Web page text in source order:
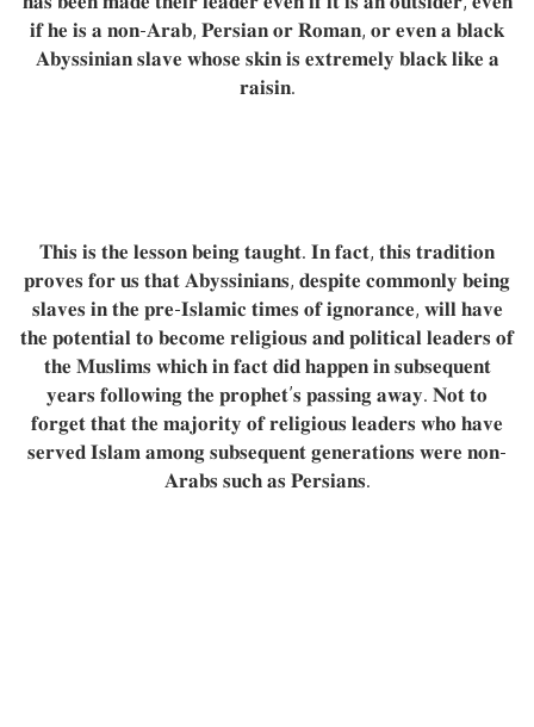
𝐢𝐟 𝐡𝐞 𝐢𝐬 𝐚 𝐧𝐨𝐧-𝐀𝐫𝐚𝐛, 𝐏𝐞𝐫𝐬𝐢𝐚𝐧 𝐨𝐫 𝐑𝐨𝐦𝐚𝐧, 𝐨𝐫 𝐞𝐯𝐞𝐧 𝐚 𝐛𝐥𝐚𝐜𝐤
𝐀𝐛𝐲𝐬𝐬𝐢𝐧𝐢𝐚𝐧 𝐬𝐥𝐚𝐯𝐞 𝐰𝐡𝐨𝐬𝐞 𝐬𝐤𝐢𝐧 𝐢𝐬 𝐞𝐱𝐭𝐫𝐞𝐦𝐞𝐥𝐲 𝐛𝐥𝐚𝐜𝐤 𝐥𝐢𝐤𝐞 𝐚
𝐫𝐚𝐢𝐬𝐢𝐧.
𝐓𝐡𝐢𝐬 𝐢𝐬 𝐭𝐡𝐞 𝐥𝐞𝐬𝐬𝐨𝐧 𝐛𝐞𝐢𝐧𝐠 𝐭𝐚𝐮𝐠𝐡𝐭. 𝐈𝐧 𝐟𝐚𝐜𝐭, 𝐭𝐡𝐢𝐬 𝐭𝐫𝐚𝐝𝐢𝐭𝐢𝐨𝐧
𝐩𝐫𝐨𝐯𝐞𝐬 𝐟𝐨𝐫 𝐮𝐬 𝐭𝐡𝐚𝐭 𝐀𝐛𝐲𝐬𝐬𝐢𝐧𝐢𝐚𝐧𝐬, 𝐝𝐞𝐬𝐩𝐢𝐭𝐞 𝐜𝐨𝐦𝐦𝐨𝐧𝐥𝐲 𝐛𝐞𝐢𝐧𝐠
𝐬𝐥𝐚𝐯𝐞𝐬 𝐢𝐧 𝐭𝐡𝐞 𝐩𝐫𝐞-𝐈𝐬𝐥𝐚𝐦𝐢𝐜 𝐭𝐢𝐦𝐞𝐬 𝐨𝐟 𝐢𝐠𝐧𝐨𝐫𝐚𝐧𝐜𝐞, 𝐰𝐢𝐥𝐥 𝐡𝐚𝐯𝐞
𝐭𝐡𝐞 𝐩𝐨𝐭𝐞𝐧𝐭𝐢𝐚𝐥 𝐭𝐨 𝐛𝐞𝐜𝐨𝐦𝐞 𝐫𝐞𝐥𝐢𝐠𝐢𝐨𝐮𝐬 𝐚𝐧𝐝 𝐩𝐨𝐥𝐢𝐭𝐢𝐜𝐚𝐥 𝐥𝐞𝐚𝐝𝐞𝐫𝐬 𝐨𝐟
𝐭𝐡𝐞 𝐌𝐮𝐬𝐥𝐢𝐦𝐬 𝐰𝐡𝐢𝐜𝐡 𝐢𝐧 𝐟𝐚𝐜𝐭 𝐝𝐢𝐝 𝐡𝐚𝐩𝐩𝐞𝐧 𝐢𝐧 𝐬𝐮𝐛𝐬𝐞𝐪𝐮𝐞𝐧𝐭
𝐲𝐞𝐚𝐫𝐬 𝐟𝐨𝐥𝐥𝐨𝐰𝐢𝐧𝐠 𝐭𝐡𝐞 𝐩𝐫𝐨𝐩𝐡𝐞𝐭’𝐬 𝐩𝐚𝐬𝐬𝐢𝐧𝐠 𝐚𝐰𝐚𝐲. 𝐍𝐨𝐭 𝐭𝐨
𝐟𝐨𝐫𝐠𝐞𝐭 𝐭𝐡𝐚𝐭 𝐭𝐡𝐞 𝐦𝐚𝐣𝐨𝐫𝐢𝐭𝐲 𝐨𝐟 𝐫𝐞𝐥𝐢𝐠𝐢𝐨𝐮𝐬 𝐥𝐞𝐚𝐝𝐞𝐫𝐬 𝐰𝐡𝐨 𝐡𝐚𝐯𝐞
𝐬𝐞𝐫𝐯𝐞𝐝 𝐈𝐬𝐥𝐚𝐦 𝐚𝐦𝐨𝐧𝐠 𝐬𝐮𝐛𝐬𝐞𝐪𝐮𝐞𝐧𝐭 𝐠𝐞𝐧𝐞𝐫𝐚𝐭𝐢𝐨𝐧𝐬 𝐰𝐞𝐫𝐞 𝐧𝐨𝐧-
𝐀𝐫𝐚𝐛𝐬 𝐬𝐮𝐜𝐡 𝐚𝐬 𝐏𝐞𝐫𝐬𝐢𝐚𝐧𝐬.